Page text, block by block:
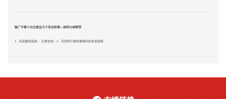
验厂中要十分注意这几个安全距离—深圳九域管理
1、高层建筑疏散： 主要依据：1、高层医疗建筑楼梯间的首层疏散...